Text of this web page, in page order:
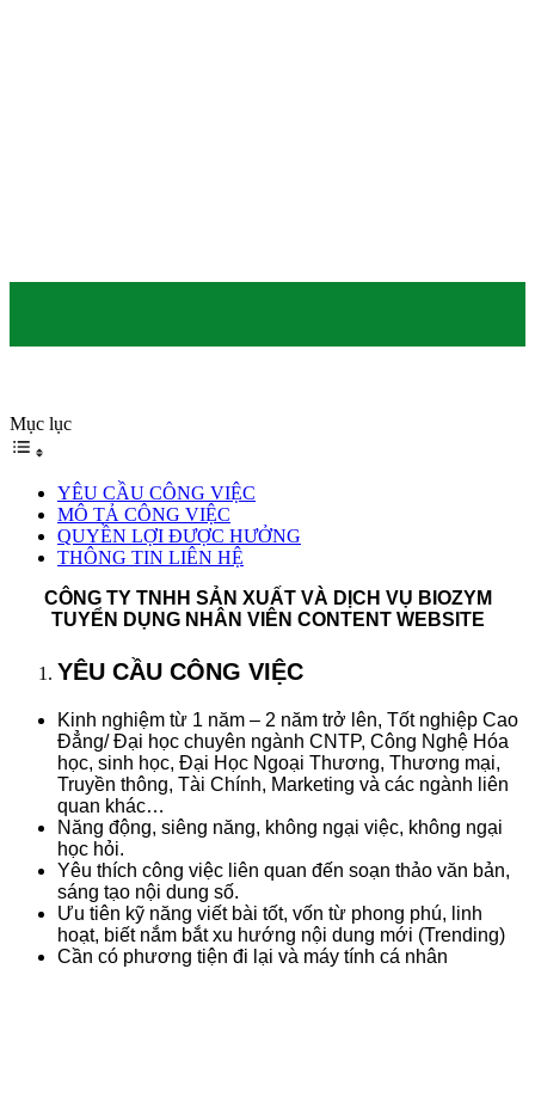
Mục lục
YÊU CẦU CÔNG VIỆC
MÔ TẢ CÔNG VIỆC
QUYỀN LỢI ĐƯỢC HƯỞNG
THÔNG TIN LIÊN HỆ
CÔNG TY TNHH SẢN XUẤT VÀ DỊCH VỤ BIOZYM
TUYỂN DỤNG NHÂN VIÊN CONTENT WEBSITE
YÊU CẦU CÔNG VIỆC
Kinh nghiệm từ 1 năm – 2 năm trở lên, Tốt nghiệp Cao
Đẳng/ Đại học chuyên ngành CNTP, Công Nghệ Hóa
học, sinh học, Đại Học Ngoại Thương, Thương mại,
Truyền thông, Tài Chính, Marketing và các ngành liên
quan khác…
Năng động, siêng năng, không ngại việc, không ngại
học hỏi.
Yêu thích công việc liên quan đến soạn thảo văn bản,
sáng tạo nội dung số.
Ưu tiên kỹ năng viết bài tốt, vốn từ phong phú, linh
hoạt, biết nắm bắt xu hướng nội dung mới (Trending)
Cần có phương tiện đi lại và máy tính cá nhân